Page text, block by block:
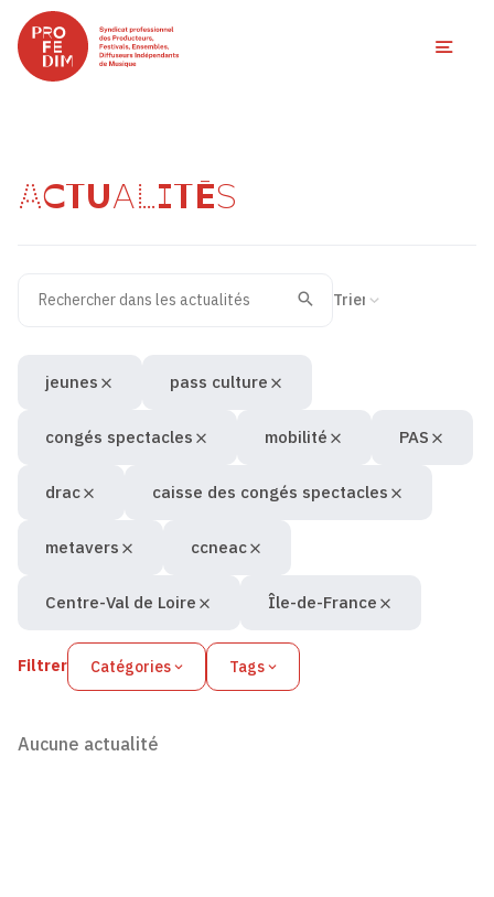
ACTUALITÉS
Recherche
Valider
Filtrer Catégories Tags
jeunes pass culture
congés spectacles mobilité PAS
drac caisse des congés spectacles
metavers ccneac
Centre-Val de Loire Île-de-France
Aucune actualité